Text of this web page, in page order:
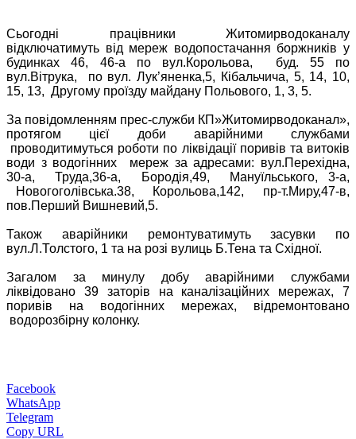
Сьогодні працівники Житомирводоканалу
відключатимуть від мереж водопостачання боржників у
будинках 46, 46-а по вул.Корольова, буд. 55 по
вул.Вітрука, по вул. Лук’яненка,5, Кібальчича, 5, 14, 10,
15, 13, Другому проїзду майдану Польового, 1, 3, 5.
За повідомленням прес-служби КП»Житомирводоканал»,
протягом цієї доби аварійними службами
проводитимуться роботи по ліквідації поривів та витоків
води з водогінних мереж за адресами: вул.Перехідна,
30-а, Труда,36-а, Бородія,49, Мануїльського, 3-а,
Новогоголівська.38, Корольова,142, пр-т.Миру,47-в,
пов.Перший Вишневий,5.
Також аварійники ремонтуватимуть засувки по
вул.Л.Толстого, 1 та на розі вулиць Б.Тена та Східної.
Загалом за минулу добу аварійними службами
ліквідовано 39 заторів на каналізаційних мережах, 7
поривів на водогінних мережах, відремонтовано
водорозбірну колонку.
Facebook
WhatsApp
Telegram
Copy URL